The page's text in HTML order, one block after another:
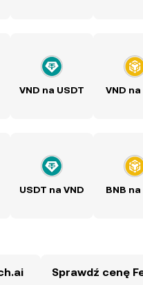
VND na USDT VND na
USDT na VND BNB na
Sprawdź cenę